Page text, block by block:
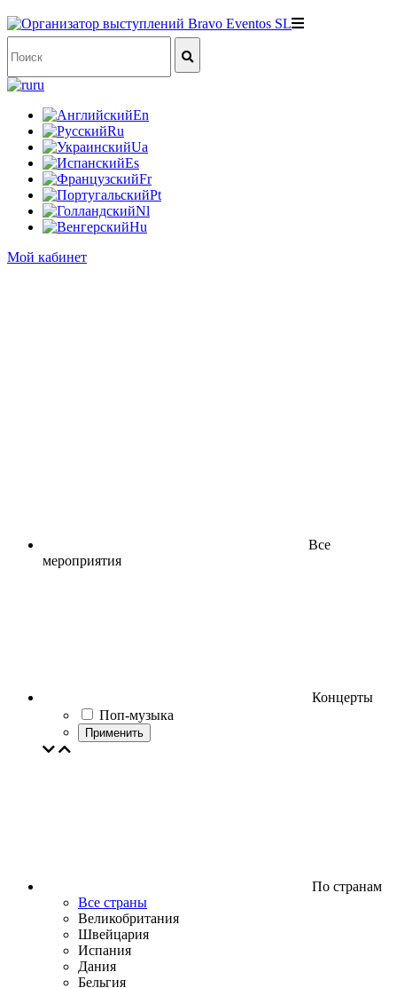
ru
En
Ru
Ua
Es
Fr
Pt
Nl
Hu
Мой кабинет
Все
мероприятия
Концерты
Поп-музыка
Применить
По странам
Все страны
Великобритания
Швейцария
Испания
Дания
Бельгия